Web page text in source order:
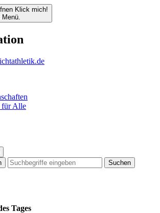
Klick mich!
Menü.
für Alle
Suchen
Tages